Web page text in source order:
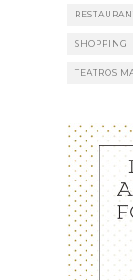
SHOPPING
TEATROS